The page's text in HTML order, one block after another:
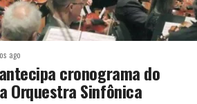
ago
cronograma do
Orquestra Sinfônica